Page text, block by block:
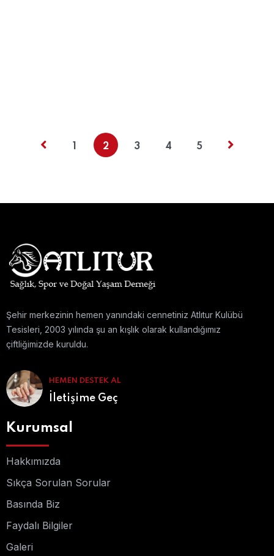
1 2 3 4 5
Şehir merkezinin hemen yanındaki cennetiniz Atlıtur Kulübü
Tesisleri, 2003 yılında şu an kışlık olarak kullandığımız
çiftliğimizde kuruldu.
HEMEN DESTEK AL
İletişime Geç
Kurumsal
Hakkımızda
Sıkça Sorulan Sorular
Basında Biz
Faydalı Bilgiler
Galeri